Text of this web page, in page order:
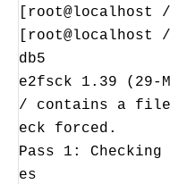
[root@localhost
db5
e2fsck 1.39 (29-
/ contains a file
eck forced.
Pass 1:
es